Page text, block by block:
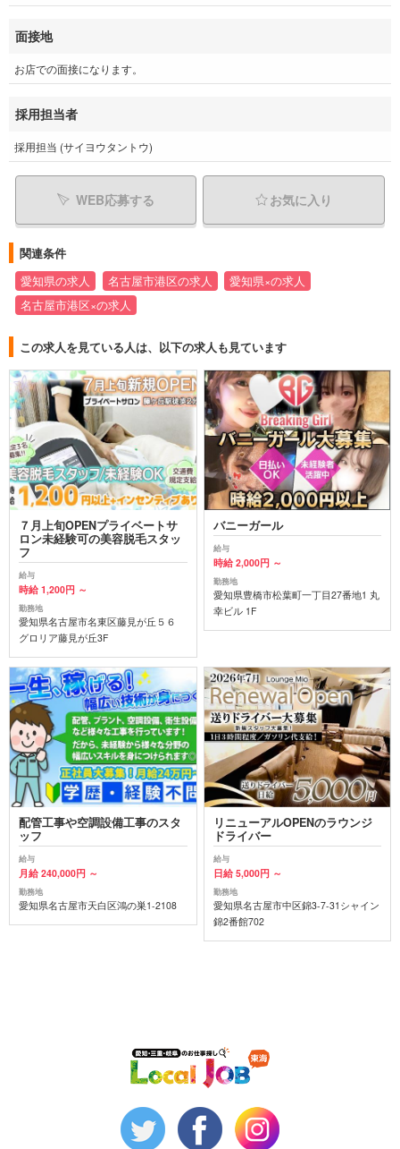
面接地
お店での面接になります。
採用担当者
採用担当 (サイヨウタントウ)
WEB応募する お気に入り
関連条件
愛知県の求人 名古屋市港区の求人
愛知県×の求人
名古屋市港区×の求人
この求人を見ている人は、以下の求人も見ています
７月上旬OPENプライベートサ
ロン未経験可の美容脱毛スタッ
フ
給与
時給 1,200円 ～
勤務地
愛知県名古屋市名東区藤見が丘５６
グロリア藤見が丘3F
バニーガール
給与
時給 2,000円 ～
勤務地
愛知県豊橋市松葉町一丁目27番地1 丸
幸ビル 1F
配管工事や空調設備工事のスタ
ッフ
給与
月給 240,000円 ～
勤務地
愛知県名古屋市天白区鴻の巣1-2108
リニューアルOPENのラウンジ
ドライバー
給与
日給 5,000円 ～
勤務地
愛知県名古屋市中区錦3-7-31シャイン
錦2番館702